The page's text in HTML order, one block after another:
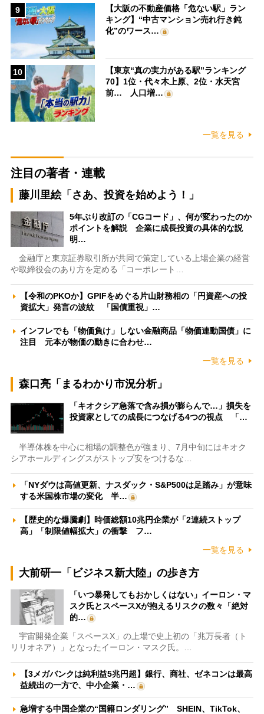
9
【大阪の不動産価格「危ない駅」ラン
キング】“中古マンション売れ行き鈍
化”のワース…
10
【東京“真の実力がある駅”ランキング
70】1位・代々木上原、2位・水天宮
前… 人口増…
一覧を見る
注目の著者・連載
藤川里絵「さあ、投資を始めよう！」
5年ぶり改訂の「CGコード」、何が変わったのか
ポイントを解説 企業に成長投資の具体的な説
明…
金融庁と東京証券取引所が共同で策定している上場企業の経営
や取締役会のあり方を定める「コーポレート…
【令和のPKOか】GPIFをめぐる片山財務相の「円資産への投
資拡大」発言の波紋 「国債重視」…
インフレでも「物価負け」しない金融商品「物価連動国債」に
注目 元本が物価の動きに合わせ…
一覧を見る
森口亮「まるわかり市況分析」
「キオクシア急落で含み損が膨らんで…」損失を
投資家としての成長につなげる4つの視点 「…
半導体株を中心に相場の調整色が強まり、7月中旬にはキオク
シアホールディングスがストップ安をつけるな…
「NYダウは高値更新、ナスダック・S&P500は足踏み」が意味
する米国株市場の変化 半…
【歴史的な爆騰劇】時価総額10兆円企業が「2連続ストップ
高」「制限値幅拡大」の衝撃 フ…
一覧を見る
大前研一「ビジネス新大陸」の歩き方
「いつ暴発してもおかしくはない」イーロン・マ
スク氏とスペースXが抱えるリスクの数々「絶対
的…
宇宙開発企業「スペースX」の上場で史上初の「兆万長者（ト
リリオネア）」となったイーロン・マスク氏。…
【3メガバンクは純利益5兆円超】銀行、商社、ゼネコンは最高
益続出の一方で、中小企業・…
急増する中国企業の“国籍ロンダリング” SHEIN、TikTok、